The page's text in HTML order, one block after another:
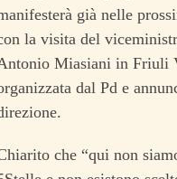
già nelle
la visita del
Miasiani in Friuli
dal Pd e
che “qui non